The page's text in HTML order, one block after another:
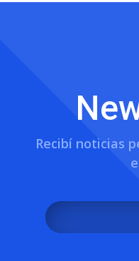
Recibí noticias